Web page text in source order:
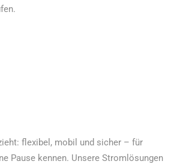
flexibel, mobil und sicher – für
Pause kennen. Unsere Stromlösungen